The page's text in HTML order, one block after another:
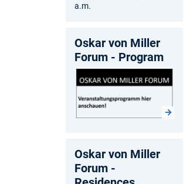
a.m.
Oskar von Miller
Forum - Program
Oskar von Miller
Forum -